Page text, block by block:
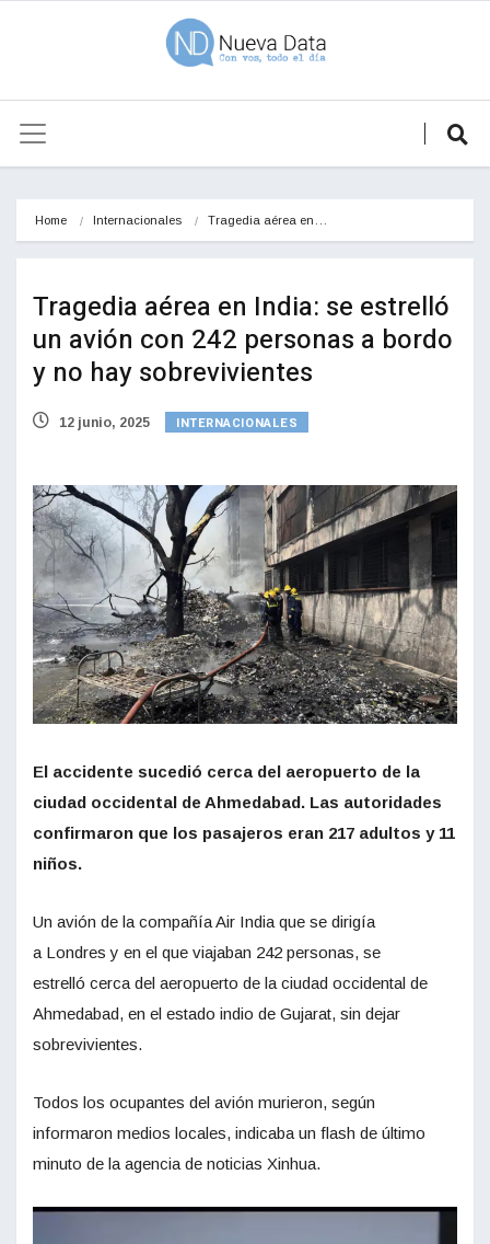
Home Internacionales Tragedia aérea en…
Tragedia aérea en India: se estrelló
un avión con 242 personas a bordo
y no hay sobrevivientes
12 junio, 2025 INTERNACIONALES
El accidente sucedió cerca del aeropuerto de la
ciudad occidental de Ahmedabad. Las autoridades
confirmaron que los pasajeros eran 217 adultos y 11
niños.
Un avión de la compañía Air India que se dirigía
a Londres y en el que viajaban 242 personas, se
estrelló cerca del aeropuerto de la ciudad occidental de
Ahmedabad, en el estado indio de Gujarat, sin dejar
sobrevivientes.
Todos los ocupantes del avión murieron, según
informaron medios locales, indicaba un flash de último
minuto de la agencia de noticias Xinhua.